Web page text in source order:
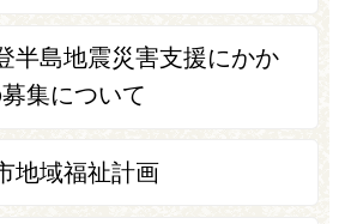
半島地震災害支援にかか
集について
地域福祉計画